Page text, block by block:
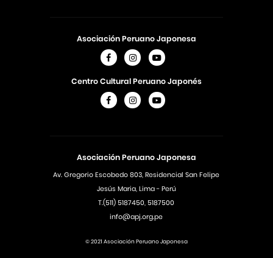
Asociación Peruano Japonesa
Av. Gregorio Escobedo 803, Residencial San Felipe
Jesús Maria, Lima - Perú
T.(511) 5187450, 5187500
info@apj.org.pe
Asociación Peruano Japonesa
Centro Cultural Peruano Japonés
© 2021 Asociación Peruano Japonesa